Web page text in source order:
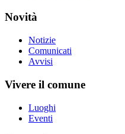
Novità
Notizie
Comunicati
Avvisi
Vivere il comune
Luoghi
Eventi